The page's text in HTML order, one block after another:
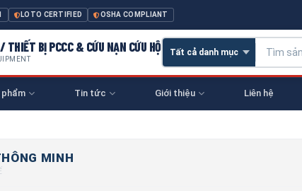
LOTO CERTIFIED OSHA COMPLIANT
BỊ PCCC & CỨU NẠN CỨU HỘ
phẩm Tin tức Giới thiệu Liên hệ
MINH